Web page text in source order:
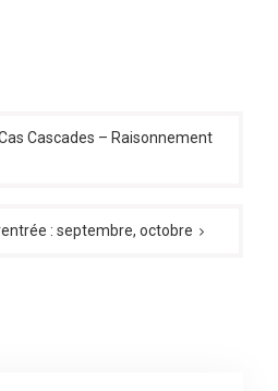
Cascades – Raisonnement
: septembre, octobre